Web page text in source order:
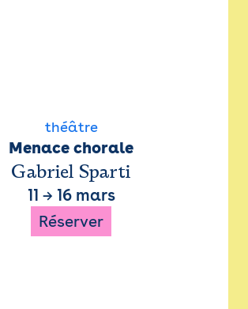
théâtre
Menace chorale
Gabriel Sparti
11 → 16 mars
Réserver